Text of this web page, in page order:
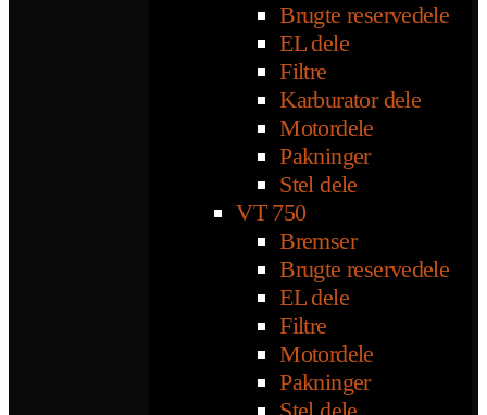
Brugte reservedele
EL dele
Filtre
Karburator dele
Motordele
Pakninger
Stel dele
VT 750
Bremser
Brugte reservedele
EL dele
Filtre
Motordele
Pakninger